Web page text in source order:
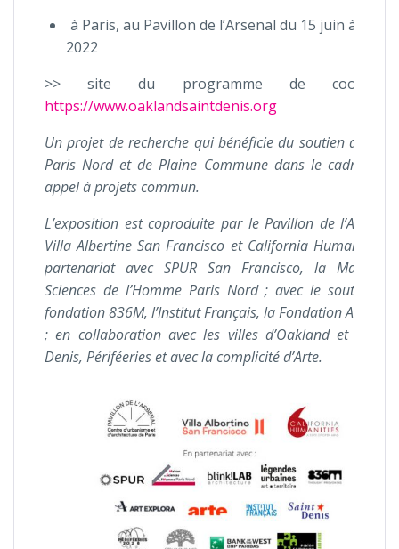
à Paris, au Pavillon de l’Arsenal du 15 juin à fin
2022
>> site du programme de
https://www.oaklandsaintdenis.org
Un projet de recherche qui bénéficie du soutien de la
Paris Nord et de Plaine Commune dans le cadre de
appel à projets commun.
L’exposition est coproduite par le Pavillon de
Villa Albertine San Francisco et California Humanities ;
partenariat avec SPUR San Francisco, la Maison
Sciences de l’Homme Paris Nord ; avec le soutien
fondation 836M, l’Institut Français, la Fondation Art
; en collaboration avec les villes d’Oakland et de
Denis, Périféeries et avec la complicité d’Arte.